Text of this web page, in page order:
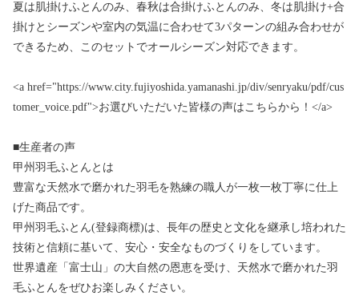
夏は肌掛けふとんのみ、春秋は合掛けふとんのみ、冬は肌掛け+合
掛けとシーズンや室内の気温に合わせて3パターンの組み合わせが
できるため、このセットでオールシーズン対応できます。
<a href="https://www.city.fujiyoshida.yamanashi.jp/div/senryaku/pdf/cus
tomer_voice.pdf">お選びいただいた皆様の声はこちらから！</a>
■生産者の声
甲州羽毛ふとんとは
豊富な天然水で磨かれた羽毛を熟練の職人が一枚一枚丁寧に仕上
げた商品です。
甲州羽毛ふとん(登録商標)は、長年の歴史と文化を継承し培われた
技術と信頼に基いて、安心・安全なものづくりをしています。
世界遺産「富士山」の大自然の恩恵を受け、天然水で磨かれた羽
毛ふとんをぜひお楽しみください。